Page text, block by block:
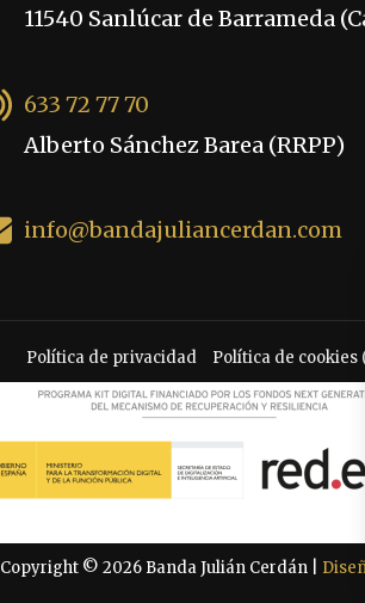
11540 Sanlúcar de Barrameda
633 72 77 70
Alberto Sánchez Barea (RRPP)
info@bandajuliancerdan.com
Política de privacidad Política de cookies
Copyright © 2026 Banda Julián Cerdán |